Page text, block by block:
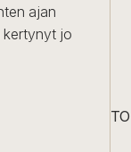
ajan
kertynyt jo